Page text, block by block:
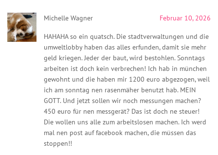
Michelle Wagner Februar 10, 2026
HAHAHA so ein quatsch. Die stadtverwaltungen und die
umweltlobby haben das alles erfunden, damit sie mehr
geld kriegen. Jeder der baut, wird bestohlen. Sonntags
arbeiten ist doch kein verbrechen! Ich hab in münchen
gewohnt und die haben mir 1200 euro abgezogen, weil
ich am sonntag nen rasenmäher benutzt hab. MEIN
GOTT. Und jetzt sollen wir noch messungen machen?
450 euro für nen messgerät? Das ist doch ne steuer!
Die wollen uns alle zum arbeitslosen machen. Ich werd
mal nen post auf facebook machen, die müssen das
stoppen!!